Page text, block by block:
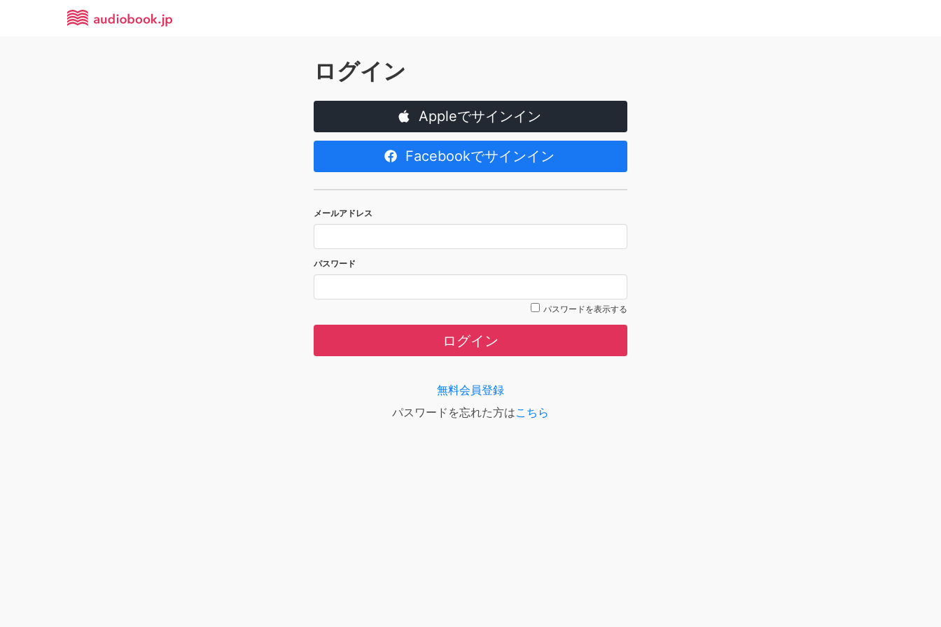
ログイン
Appleでサインイン
Facebookでサインイン
メールアドレス
パスワード
パスワードを表示する
ログイン
無料会員登録
パスワードを忘れた方はこちら